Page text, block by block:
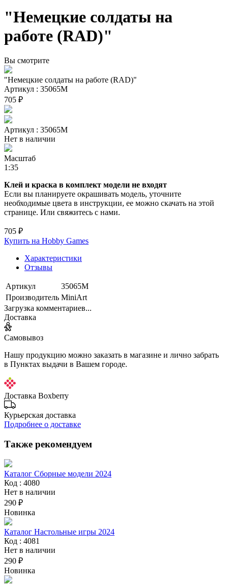
"Немецкие солдаты на
работе (RAD)"
Вы смотрите
"Немецкие солдаты на работе (RAD)"
Артикул : 35065М
705 ₽
Артикул : 35065М
Нет в наличии
Масштаб
1:35
Клей и краска в комплект модели не входят
Если вы планируете окрашивать модель, уточните
необходимые цвета в инструкции, ее можно скачать на этой
странице. Или свяжитесь с нами.
705 ₽
Купить на Hobby Games
Характеристики
Отзывы
Артикул
35065М
Производитель MiniArt
Загрузка комментариев...
Доставка
Самовывоз
Нашу продукцию можно заказать в магазине и лично забрать
в Пунктах выдачи в Вашем городе.
Доставка Boxberry
Курьерская доставка
Подробнее о доставке
Также рекомендуем
Каталог Сборные модели 2024
Код : 4080
Нет в наличии
290 ₽
Новинка
Каталог Настольные игры 2024
Код : 4081
Нет в наличии
290 ₽
Новинка